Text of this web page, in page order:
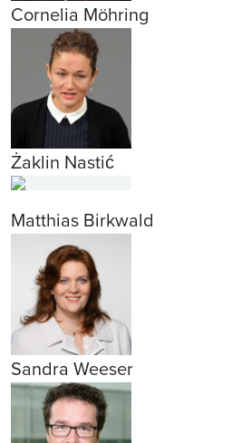
Cornelia Möhring
Żaklin Nastić
Matthias Birkwald
Sandra Weeser